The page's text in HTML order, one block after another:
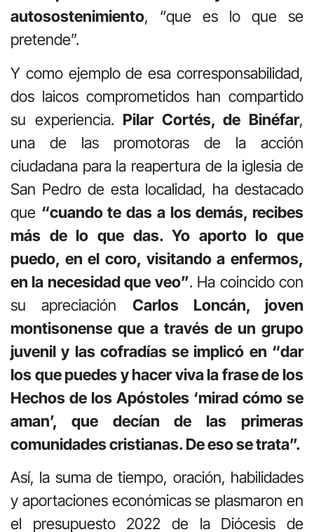
autosostenimiento, “que es lo que se
pretende”.
Y como ejemplo de esa corresponsabilidad,
dos laicos comprometidos han compartido
su experiencia. Pilar Cortés, de Binéfar,
una de las promotoras de la acción
ciudadana para la reapertura de la iglesia de
San Pedro de esta localidad, ha destacado
que “cuando te das a los demás, recibes
más de lo que das. Yo aporto lo que
puedo, en el coro, visitando a enfermos,
en la necesidad que veo”. Ha coincido con
su apreciación Carlos Loncán, joven
montisonense que a través de un grupo
juvenil y las cofradías se implicó en “dar
los que puedes y hacer viva la frase de los
Hechos de los Apóstoles ‘mirad cómo se
aman’, que decían de las primeras
comunidades cristianas. De eso se trata”.
Así, la suma de tiempo, oración, habilidades
y aportaciones económicas se plasmaron en
el presupuesto 2022 de la Diócesis de